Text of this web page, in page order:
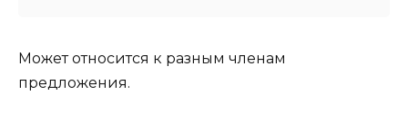
Может относится к разным членам
предложения.